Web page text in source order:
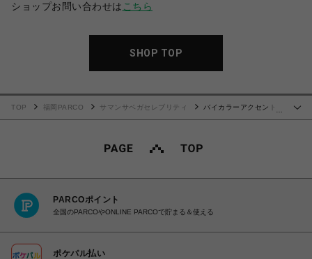
ショップお問い合わせは こちら
SHOP TOP
…
TOP 福岡PARCO サマンサベガセレブリティ
バイカラーアクセントリ
PARCOポイント
全国のPARCOやONLINE PARCOで貯まる＆使える
ポケパル払い